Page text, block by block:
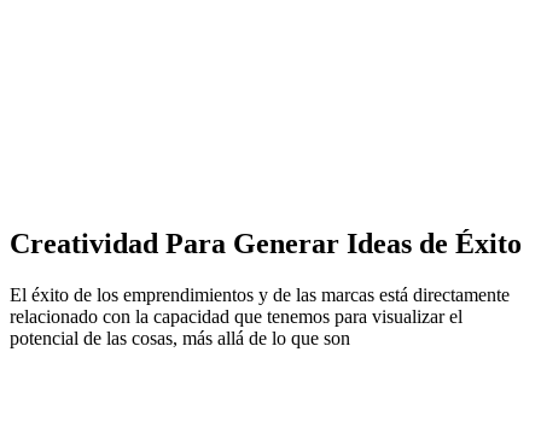
Creatividad Para Generar Ideas de Éxito
El éxito de los emprendimientos y de las marcas está directamente
relacionado con la capacidad que tenemos para visualizar el
potencial de las cosas, más allá de lo que son